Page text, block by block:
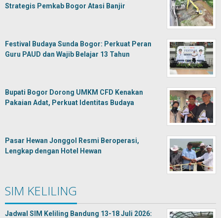
Strategis Pemkab Bogor Atasi Banjir
Festival Budaya Sunda Bogor: Perkuat Peran
Guru PAUD dan Wajib Belajar 13 Tahun
Bupati Bogor Dorong UMKM CFD Kenakan
Pakaian Adat, Perkuat Identitas Budaya
Pasar Hewan Jonggol Resmi Beroperasi,
Lengkap dengan Hotel Hewan
SIM KELILING
Jadwal SIM Keliling Bandung 13-18 Juli 2026: